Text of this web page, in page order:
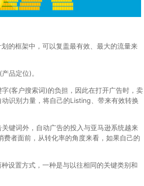
的框架中，可以复盖最有效、最大的流量来
品定位)。
(客户搜索词)的负担，因此在打开广告时，卖
识别力量，将自己的Listing、带来有效转换
键词外，自动广告的投入与亚马逊系统越来
者面前，从转化率的角度来看，如果自己的
置方式，一种是与以往相同的关键类别和